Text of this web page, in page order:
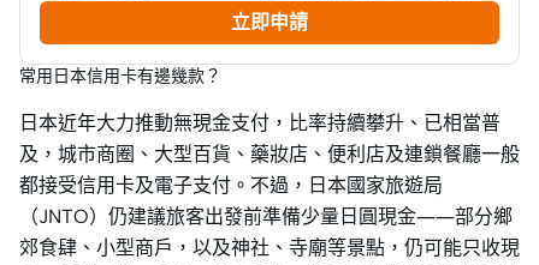
立即申請
常用日本信用卡有邊幾款？
日本近年大力推動無現金支付，比率持續攀升、已相當普
及，城市商圈、大型百貨、藥妝店、便利店及連鎖餐廳一般
都接受信用卡及電子支付。不過，日本國家旅遊局
（JNTO）仍建議旅客出發前準備少量日圓現金——部分鄉
郊食肆、小型商戶，以及神社、寺廟等景點，仍可能只收現